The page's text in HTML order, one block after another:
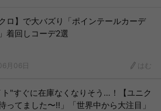
クロ】で大バズり「ポインテールカーデ
着回しコーデ2選
月06日 はむ
"すぐに在庫なくなりそう…！【ユニク
ってました〜!!」「世界中から大注目」